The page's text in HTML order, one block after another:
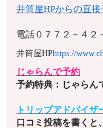
井筒屋HPからの直
電話０７７２－４２
井筒屋HPhttps://
じゃらんで予約
予約特典：じゃらん
トリップアドバイ
口コミ投稿を書くと